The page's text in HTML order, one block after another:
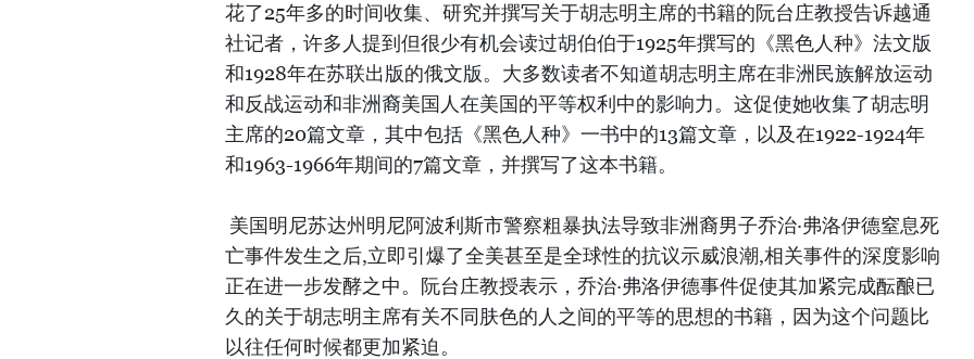
花了25年多的时间收集、研究并撰写关于胡志明主席的书籍的阮台庄教授告诉越通
社记者，许多人提到但很少有机会读过胡伯伯于1925年撰写的《黑色人种》法文版
和1928年在苏联出版的俄文版。大多数读者不知道胡志明主席在非洲民族解放运动
和反战运动和非洲裔美国人在美国的平等权利中的影响力。这促使她收集了胡志明
主席的20篇文章，其中包括《黑色人种》一书中的13篇文章，以及在1922-1924年
和1963-1966年期间的7篇文章，并撰写了这本书籍。
美国明尼苏达州明尼阿波利斯市警察粗暴执法导致非洲裔男子乔治·弗洛伊德窒息死
亡事件发生之后,立即引爆了全美甚至是全球性的抗议示威浪潮,相关事件的深度影响
正在进一步发酵之中。阮台庄教授表示，乔治·弗洛伊德事件促使其加紧完成酝酿已
久的关于胡志明主席有关不同肤色的人之间的平等的思想的书籍，因为这个问题比
以往任何时候都更加紧迫。